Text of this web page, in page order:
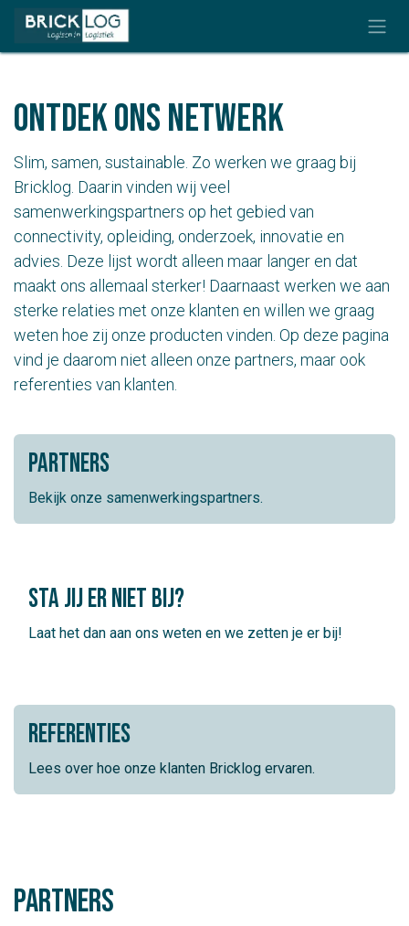
Overslaan naar inhoud
Ontdek ons netwerk
Slim, samen, sustainable. Zo werken we graag bij
Bricklog. Daarin vinden wij veel
samenwerkingspartners op het gebied van
connectivity, opleiding, onderzoek, innovatie en
advies. Deze lijst wordt alleen maar langer en dat
maakt ons allemaal sterker! Daarnaast werken we aan
sterke relaties met onze klanten en willen we graag
weten hoe zij onze producten vinden. Op deze pagina
vind je daarom niet alleen onze partners, maar ook
referenties van klanten.
Partners
Bekijk onze samenwerkingspartners.
Sta jij er niet bij?
Laat het dan aan ons weten en we zetten je er bij!
referenties
Lees over hoe onze klanten Bricklog ervaren.
partners